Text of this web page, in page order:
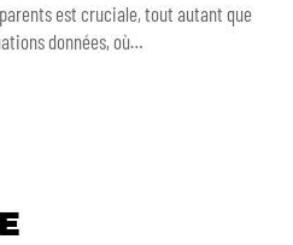
est cruciale, tout autant que
données, où…